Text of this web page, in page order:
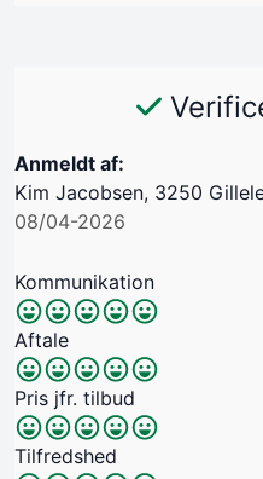
Anmeldt af:
Kim Jacobsen, 3250
08/04-2026
Kommunikation
Aftale
Pris jfr. tilbud
Tilfredshed